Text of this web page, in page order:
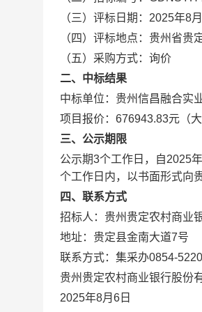
（三）评标日期：2025年8
（四）评标地点：贵州省贵
（五）采购方式：询价
二、中标结果
中标单位：贵州信昌融合实
项目报价：676943.83元（
三、公示期限
公示期3个工作日，自2025
个工作日内，以书面形式向
四、联系方式
招标人：贵州贵定农村商业
地址：贵定县金南大道7号
联系方式：集采办0854-
贵州贵定农村商业银行股份
2025年8月6日